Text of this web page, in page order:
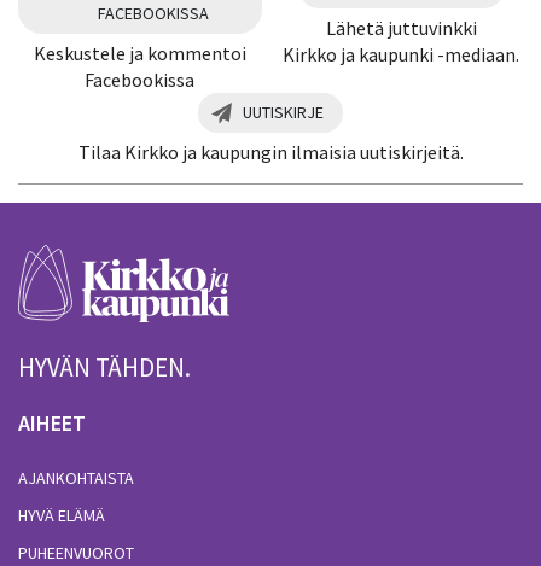
FACEBOOKISSA
Keskustele ja kommentoi
Facebookissa
Lähetä juttuvinkki
Kirkko ja kaupunki -mediaan.
UUTISKIRJE
Tilaa Kirkko ja kaupungin ilmaisia uutiskirjeitä.
HYVÄN TÄHDEN.
AIHEET
AJANKOHTAISTA
HYVÄ ELÄMÄ
PUHEENVUOROT